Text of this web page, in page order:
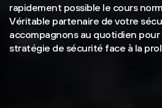
rapidement possible le cours
Véritable partenaire de votre
accompagnons au quotidien
stratégie de sécurité face à la